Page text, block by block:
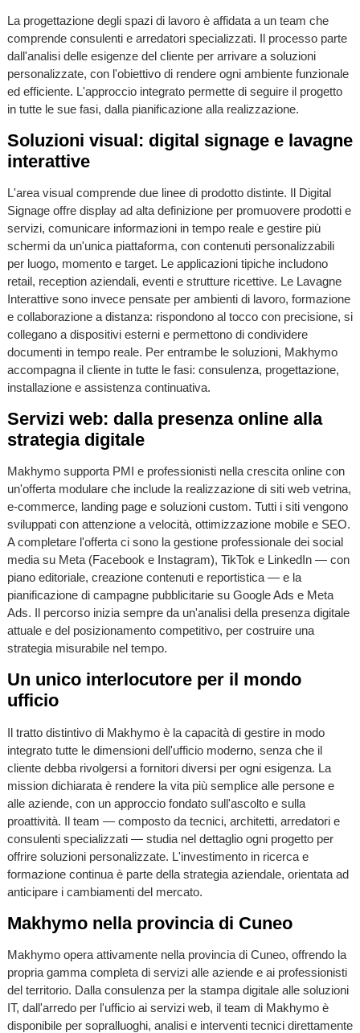
La progettazione degli spazi di lavoro è affidata a un team che
comprende consulenti e arredatori specializzati. Il processo parte
dall'analisi delle esigenze del cliente per arrivare a soluzioni
personalizzate, con l'obiettivo di rendere ogni ambiente funzionale
ed efficiente. L'approccio integrato permette di seguire il progetto
in tutte le sue fasi, dalla pianificazione alla realizzazione.
Soluzioni visual: digital signage e lavagne
interattive
L'area visual comprende due linee di prodotto distinte. Il Digital
Signage offre display ad alta definizione per promuovere prodotti e
servizi, comunicare informazioni in tempo reale e gestire più
schermi da un'unica piattaforma, con contenuti personalizzabili
per luogo, momento e target. Le applicazioni tipiche includono
retail, reception aziendali, eventi e strutture ricettive. Le Lavagne
Interattive sono invece pensate per ambienti di lavoro, formazione
e collaborazione a distanza: rispondono al tocco con precisione, si
collegano a dispositivi esterni e permettono di condividere
documenti in tempo reale. Per entrambe le soluzioni, Makhymo
accompagna il cliente in tutte le fasi: consulenza, progettazione,
installazione e assistenza continuativa.
Servizi web: dalla presenza online alla
strategia digitale
Makhymo supporta PMI e professionisti nella crescita online con
un'offerta modulare che include la realizzazione di siti web vetrina,
e-commerce, landing page e soluzioni custom. Tutti i siti vengono
sviluppati con attenzione a velocità, ottimizzazione mobile e SEO.
A completare l'offerta ci sono la gestione professionale dei social
media su Meta (Facebook e Instagram), TikTok e LinkedIn — con
piano editoriale, creazione contenuti e reportistica — e la
pianificazione di campagne pubblicitarie su Google Ads e Meta
Ads. Il percorso inizia sempre da un'analisi della presenza digitale
attuale e del posizionamento competitivo, per costruire una
strategia misurabile nel tempo.
Un unico interlocutore per il mondo
ufficio
Il tratto distintivo di Makhymo è la capacità di gestire in modo
integrato tutte le dimensioni dell'ufficio moderno, senza che il
cliente debba rivolgersi a fornitori diversi per ogni esigenza. La
mission dichiarata è rendere la vita più semplice alle persone e
alle aziende, con un approccio fondato sull'ascolto e sulla
proattività. Il team — composto da tecnici, architetti, arredatori e
consulenti specializzati — studia nel dettaglio ogni progetto per
offrire soluzioni personalizzate. L'investimento in ricerca e
formazione continua è parte della strategia aziendale, orientata ad
anticipare i cambiamenti del mercato.
Makhymo nella provincia di Cuneo
Makhymo opera attivamente nella provincia di Cuneo, offrendo la
propria gamma completa di servizi alle aziende e ai professionisti
del territorio. Dalla consulenza per la stampa digitale alle soluzioni
IT, dall'arredo per l'ufficio ai servizi web, il team di Makhymo è
disponibile per sopralluoghi, analisi e interventi tecnici direttamente